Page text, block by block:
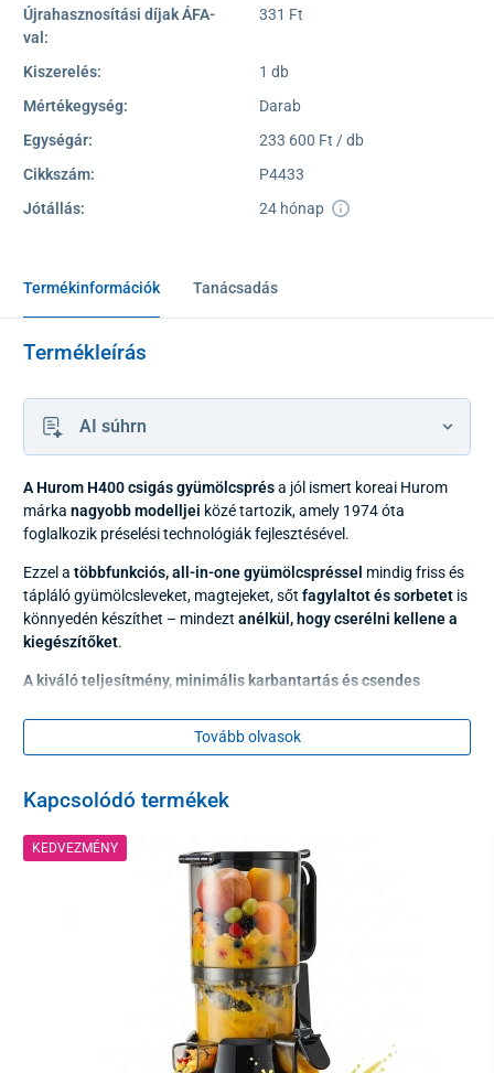
Újrahasznosítási díjak ÁFA-
val:
331 Ft
Kiszerelés:
1 db
Mértékegység:
Darab
Egységár:
233 600 Ft / db
Cikkszám:
P4433
Jótállás:
24 hónap
Termékinformációk Tanácsadás
Termékleírás
AI súhrn
A Hurom H400 csigás gyümölcsprésa jól ismert koreai Hurom
márka nagyobb modelljei közé tartozik, amely 1974 óta
foglalkozik préselési technológiák fejlesztésével.
Ezzel a többfunkciós, all-in-one gyümölcspréssel mindig friss és
tápláló gyümölcsleveket, magtejeket, sőt fagylaltot és sorbetet is
könnyedén készíthet – mindezt anélkül, hogy cserélni kellene a
kiegészítőket.
A kiváló teljesítmény, minimális karbantartás és csendes
egészségesen és zökkenőmentesen kezdje a napot. Ha Ön a
sűrűbb levek és turmixokkedvelője, és olyan terméket keres,
feldolgozni, ez a gyümölcsprés lesz a megfelelő választás.
Tovább olvasok
Kapcsolódó termékek
KEDVEZMÉNY